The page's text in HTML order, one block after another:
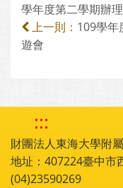
學年度第二學期辦
上一則： 109學年
遊會
:::
財團法人東海大學附
地址：407224臺中市
(04)23590269